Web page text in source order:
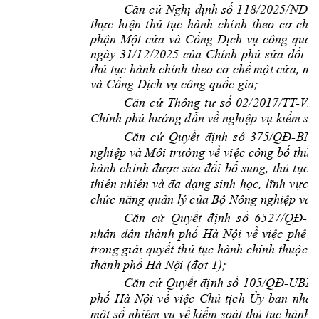
Căn cứ Nghị định số 118/2025/NĐ-
thực hiện thủ tục hành chính theo cơ chế
phận Một cửa và Cổng Dịch vụ công
ngày 31/12/2025 của Chính phủ sửa đổi
thủ tục hành chính theo cơ chế một cửa,
và Cổng Dịch vụ công quốc gia;
Căn cứ Thông tư số 02/2017/TT-
Chính phủ hướng dẫn về nghiệp vụ kiểm
Căn cứ Quyết định số 375/QĐ-
nghiệp và Môi trường về việc công bố thủ
hành chính được sửa đổi bổ sung, thủ tục
thiên nhiên và đa dạng sinh học, lĩnh vực
chức năng quản lý của Bộ Nông nghiệp và
Căn cứ
  Q
uyết định số 6527/QĐ-
nhân dân thành phố Hà Nội về việc phê
trong giải quyết thủ tục hành chính thuộc
thành phố Hà Nội (đợt 1);
Căn cứ Quyết định số 105/QĐ-
phố Hà Nội về việc Chủ tịch Ủy ban
một số nhiệm vụ về kiểm soát thủ tục hành